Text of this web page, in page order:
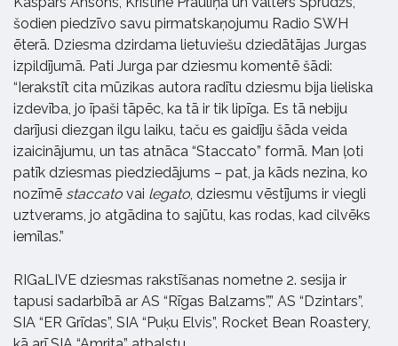
šodien piedzīvo savu pirmatskaņojumu Radio SWH
ēterā. Dziesma dzirdama lietuviešu dziedātājas Jurgas
izpildījumā. Pati Jurga par dziesmu komentē šādi:
“Ierakstīt cita mūzikas autora radītu dziesmu bija lieliska
izdevība, jo īpaši tāpēc, ka tā ir tik lipīga. Es tā nebiju
darījusi diezgan ilgu laiku, taču es gaidīju šāda veida
izaicinājumu, un tas atnāca “Staccato” formā. Man ļoti
patīk dziesmas piedziedājums – pat, ja kāds nezina, ko
nozīmē staccato vai legato, dziesmu vēstījums ir viegli
uztverams, jo atgādina to sajūtu, kas rodas, kad cilvēks
iemīlas.”
RIGaLIVE dziesmas rakstīšanas nometne 2. sesija ir
tapusi sadarbībā ar AS “Rīgas Balzams”,” AS “Dzintars”,
SIA “ER Grīdas”, SIA “Puķu Elvis”, Rocket Bean Roastery,